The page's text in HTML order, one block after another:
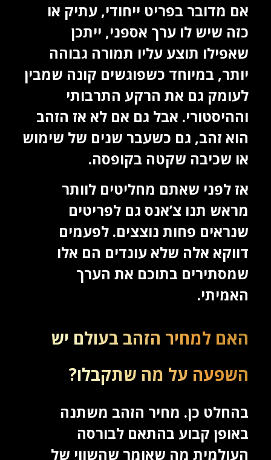
אם מדובר בפריט ייחודי, עתיק או
כזה שיש לו ערך אספני, ייתכן
שאפילו תוצע עליו תמורה גבוהה
יותר, במיוחד כשפוגשים קונה שמבין
לעומק גם את הרקע התרבותי
וההיסטורי. אבל גם אם לא אז הזהב
הוא זהב, גם כשעבר שנים של שימוש
או שכיבה שקטה בקופסה.
אז לפני שאתם מחליטים לוותר
מראש תנו צ’אנס גם לפריטים
שנראים פחות נוצצים. לפעמים
דווקא אלה שלא עונדים הם אלו
שמסתירים בתוכם את הערך
האמיתי.
האם למחיר הזהב בעולם יש
השפעה על מה שתקבלו?
בהחלט כן. מחיר הזהב משתנה
באופן קבוע בהתאם לבורסה
העולמית מה שאומר שהשווי של